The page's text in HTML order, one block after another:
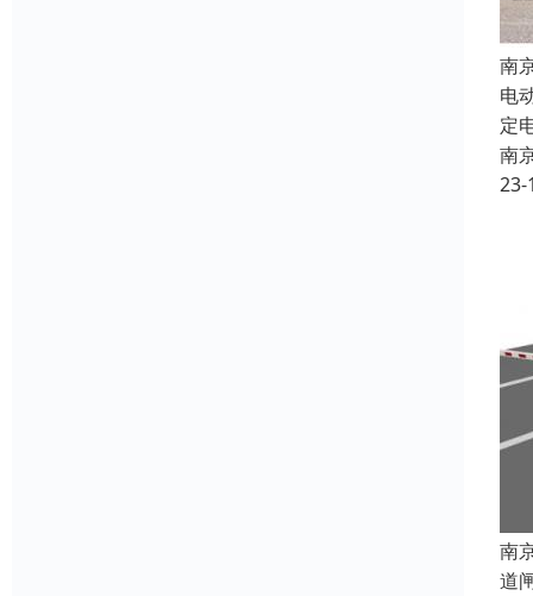
南
电
定
南
23-
南
道